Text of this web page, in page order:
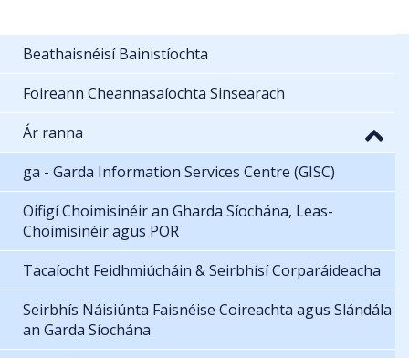
Beathaisnéisí Bainistíochta
Foireann Cheannasaíochta Sinsearach
Ár ranna
ga - Garda Information Services Centre (GISC)
Oifigí Choimisinéir an Gharda Síochána, Leas-
Choimisinéir agus POR
Tacaíocht Feidhmiúcháin & Seirbhísí Corparáideacha
Seirbhís Náisiúnta Faisnéise Coireachta agus Slándála
an Garda Síochána